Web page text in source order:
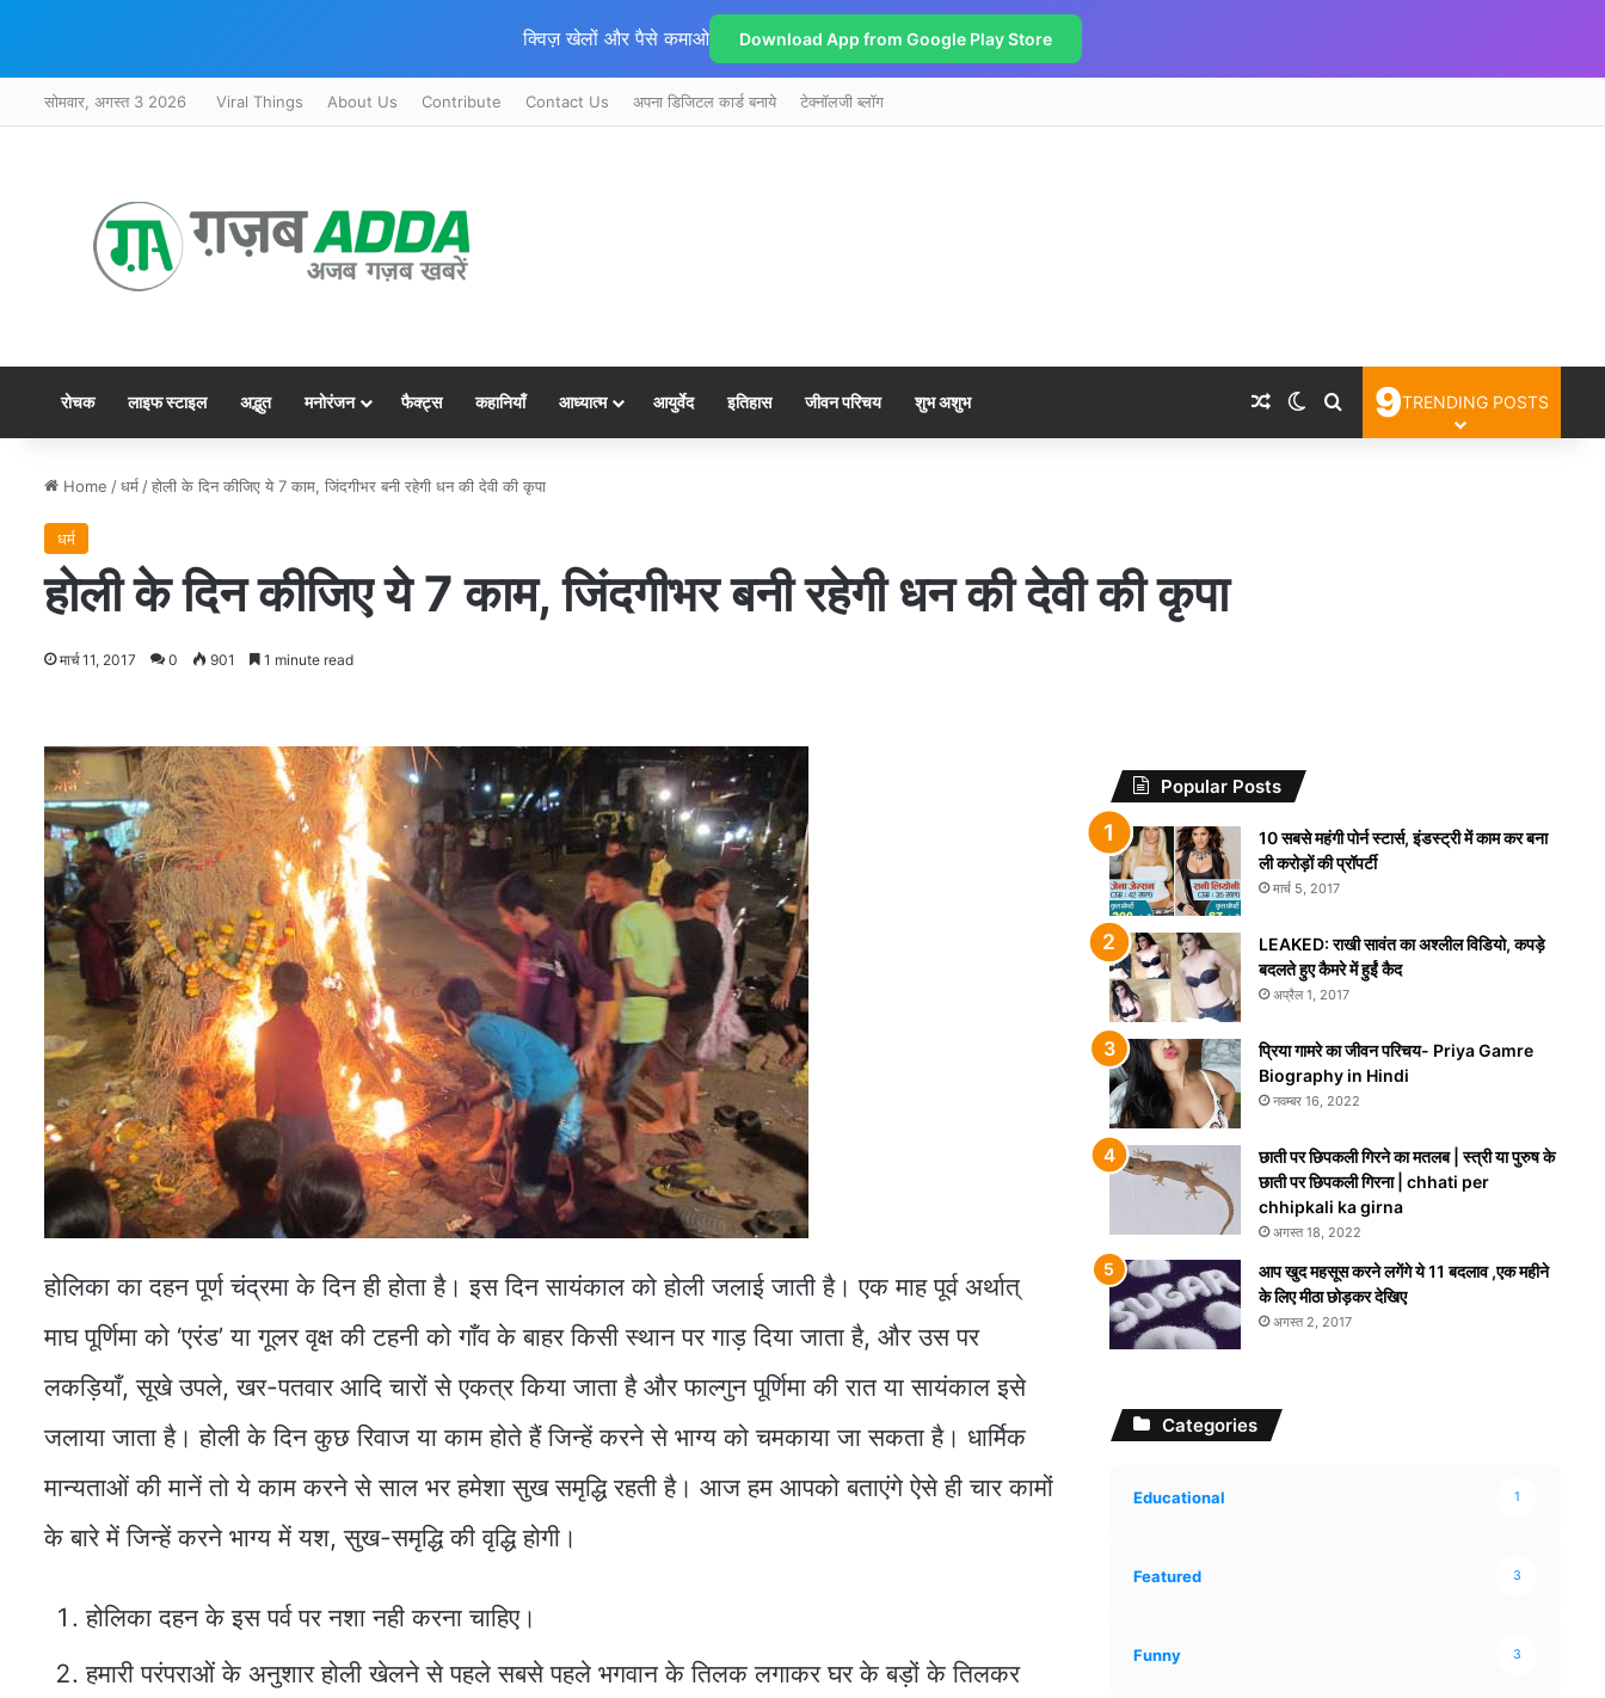
क्विज़ खेलों और पैसे कमाओ Download App from Google Play Store
सोमवार, अगस्त 3 2026 Viral Things About Us Contribute Contact Us अपना डिजिटल कार्ड बनाये टेक्नॉलजी ब्लॉग
रोचक लाइफ स्टाइल अद्भुत मनोरंजन फैक्ट्स कहानियाँ आध्यात्म आयुर्वेद इतिहास जीवन परिचय शुभ अशुभ Random Article
Switch skin
Search for
9TRENDING POSTS
Home /धर्म /होली के दिन कीजिए ये 7 काम, जिंदगीभर बनी रहेगी धन की देवी की कृपा
धर्म
होली के दिन कीजिए ये 7 काम, जिंदगीभर बनी रहेगी धन की देवी की कृपा
मार्च 11, 2017 0 901 1 minute read
होलिका का दहन पूर्ण चंद्रमा के दिन ही होता है। इस दिन सायंकाल को होली जलाई जाती है। एक माह पूर्व अर्थात्
माघ पूर्णिमा को ‘एरंड’ या गूलर वृक्ष की टहनी को गाँव के बाहर किसी स्थान पर गाड़ दिया जाता है, और उस पर
लकड़ियाँ, सूखे उपले, खर-पतवार आदि चारों से एकत्र किया जाता है और फाल्गुन पूर्णिमा की रात या सायंकाल इसे
जलाया जाता है। होली के दिन कुछ रिवाज या काम होते हैं जिन्हें करने से भाग्य को चमकाया जा सकता है। धार्मिक
मान्यताओं की मानें तो ये काम करने से साल भर हमेशा सुख समृद्धि रहती है। आज हम आपको बताएंगे ऐसे ही चार कामों
के बारे में जिन्हें करने भाग्य में यश, सुख-समृद्धि की वृद्धि होगी।
होलिका दहन के इस पर्व पर नशा नही करना चाहिए।
हमारी परंपराओं के अनुशार होली खेलने से पहले सबसे पहले भगवान के तिलक लगाकर घर के बड़ों के तिलकर
Popular Posts
10 सबसे महंगी पोर्न स्टार्स, इंडस्ट्री में काम कर बना
ली करोड़ों की प्रॉपर्टी
मार्च 5, 2017
LEAKED: राखी सावंत का अश्लील विडियो, कपड़े
बदलते हुए कैमरे में हुईं कैद
अप्रैल 1, 2017
प्रिया गामरे का जीवन परिचय- Priya Gamre
Biography in Hindi
नवम्बर 16, 2022
छाती पर छिपकली गिरने का मतलब | स्त्री या पुरुष के
छाती पर छिपकली गिरना | chhati per
chhipkali ka girna
अगस्त 18, 2022
आप खुद महसूस करने लगेंगे ये 11 बदलाव ,एक महीने
के लिए मीठा छोड़कर देखिए
अगस्त 2, 2017
Categories
Educational 1
Featured 3
Funny 3